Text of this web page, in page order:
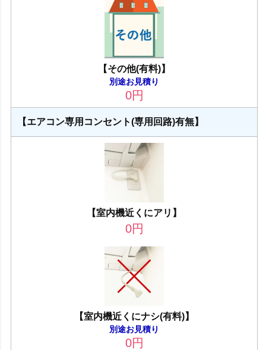
【その他(有料)】
別途お見積り
0円
【エアコン専用コンセント(専用回路)有無】
【室内機近くにアリ】
0円
【室内機近くにナシ(有料)】
別途お見積り
0円